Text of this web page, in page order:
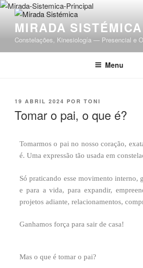
MIRADA SISTÉMICA
Constelações, Kinesiología — Presencial e
Menu
19 ABRIL 2024 POR TONI
Tomar o pai, o que é?
Tomarmos o pai no nosso coração,
é. Uma expressão tão usada em
Só praticando esse movimento interno,
e para a vida, para expandir,
projetos adiante, relacionamentos,
Ganhamos força para sair de casa!
Mas o que é tomar o pai?